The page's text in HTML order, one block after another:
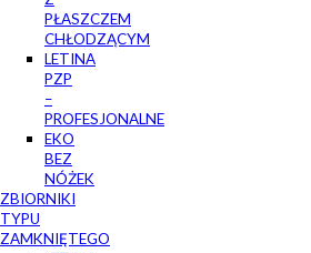
PŁASZCZEM
CHŁODZĄCYM
LETINA
PZP
–
PROFESJONALNE
EKO
BEZ
NÓŻEK
ZBIORNIKI
TYPU
ZAMKNIĘTEGO